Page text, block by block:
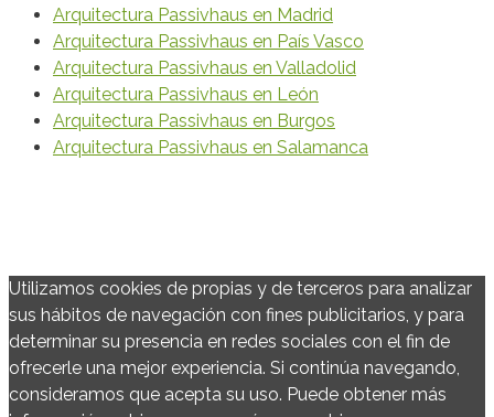
Arquitectura Passivhaus en Madrid
Arquitectura Passivhaus en País Vasco
Arquitectura Passivhaus en Valladolid
Arquitectura Passivhaus en León
Arquitectura Passivhaus en Burgos
Arquitectura Passivhaus en Salamanca
Utilizamos cookies de propias y de terceros para analizar
sus hábitos de navegación con fines publicitarios, y para
determinar su presencia en redes sociales con el fin de
ofrecerle una mejor experiencia. Si continúa navegando,
consideramos que acepta su uso. Puede obtener más